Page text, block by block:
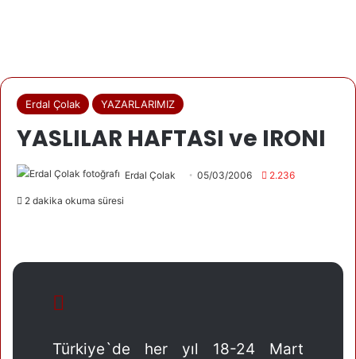
Erdal Çolak YAZARLARIMIZ
YASLILAR HAFTASI ve IRONI
Erdal Çolak 05/03/2006 2.236
2 dakika okuma süresi
Türkiye`de her yıl 18-24 Mart